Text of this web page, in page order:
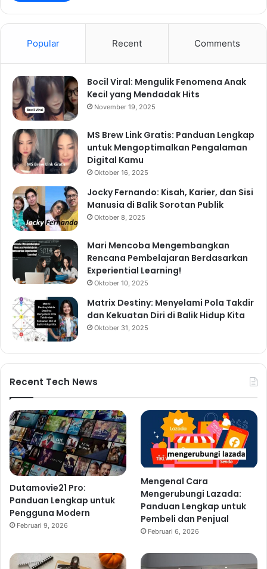
Popular Recent Comments
Bocil Viral: Mengulik Fenomena Anak
Kecil yang Mendadak Hits
November 19, 2025
MS Brew Link Gratis: Panduan Lengkap
untuk Mengoptimalkan Pengalaman
Digital Kamu
Oktober 16, 2025
Jocky Fernando: Kisah, Karier, dan Sisi
Manusia di Balik Sorotan Publik
Oktober 8, 2025
Mari Mencoba Mengembangkan
Rencana Pembelajaran Berdasarkan
Experiential Learning!
Oktober 10, 2025
Matrix Destiny: Menyelami Pola Takdir
dan Kekuatan Diri di Balik Hidup Kita
Oktober 31, 2025
Recent Tech News
Dutamovie21 Pro:
Panduan Lengkap untuk
Pengguna Modern
Februari 9, 2026
Mengenal Cara
Mengerubungi Lazada:
Panduan Lengkap untuk
Pembeli dan Penjual
Februari 6, 2026